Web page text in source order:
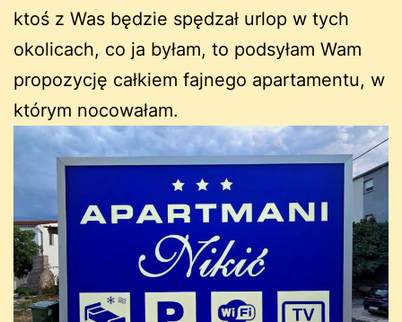
ktoś z Was będzie spędzał urlop w tych
okolicach, co ja byłam, to podsyłam Wam
propozycję całkiem fajnego apartamentu, w
którym nocowałam.